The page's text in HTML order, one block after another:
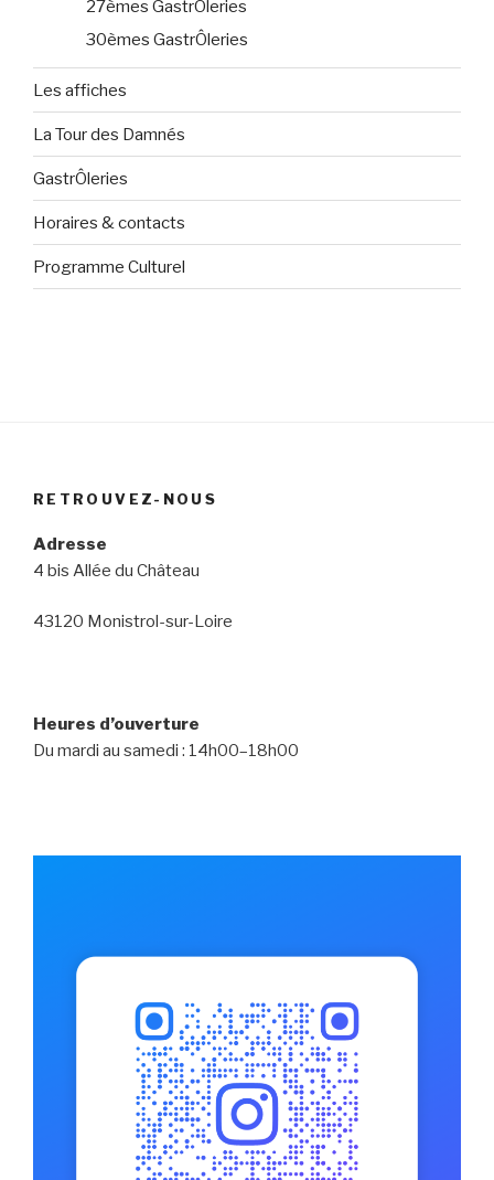
27èmes GastrÔleries
30èmes GastrÔleries
Les affiches
La Tour des Damnés
GastrÔleries
Horaires & contacts
Programme Culturel
RETROUVEZ-NOUS
Adresse
4 bis Allée du Château
43120 Monistrol-sur-Loire
Heures d’ouverture
Du mardi au samedi : 14h00–18h00